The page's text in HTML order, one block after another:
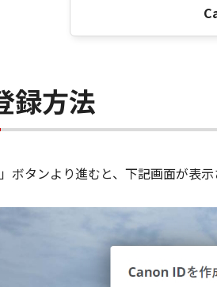
録方法
ボタンより進むと、下記画面が表示